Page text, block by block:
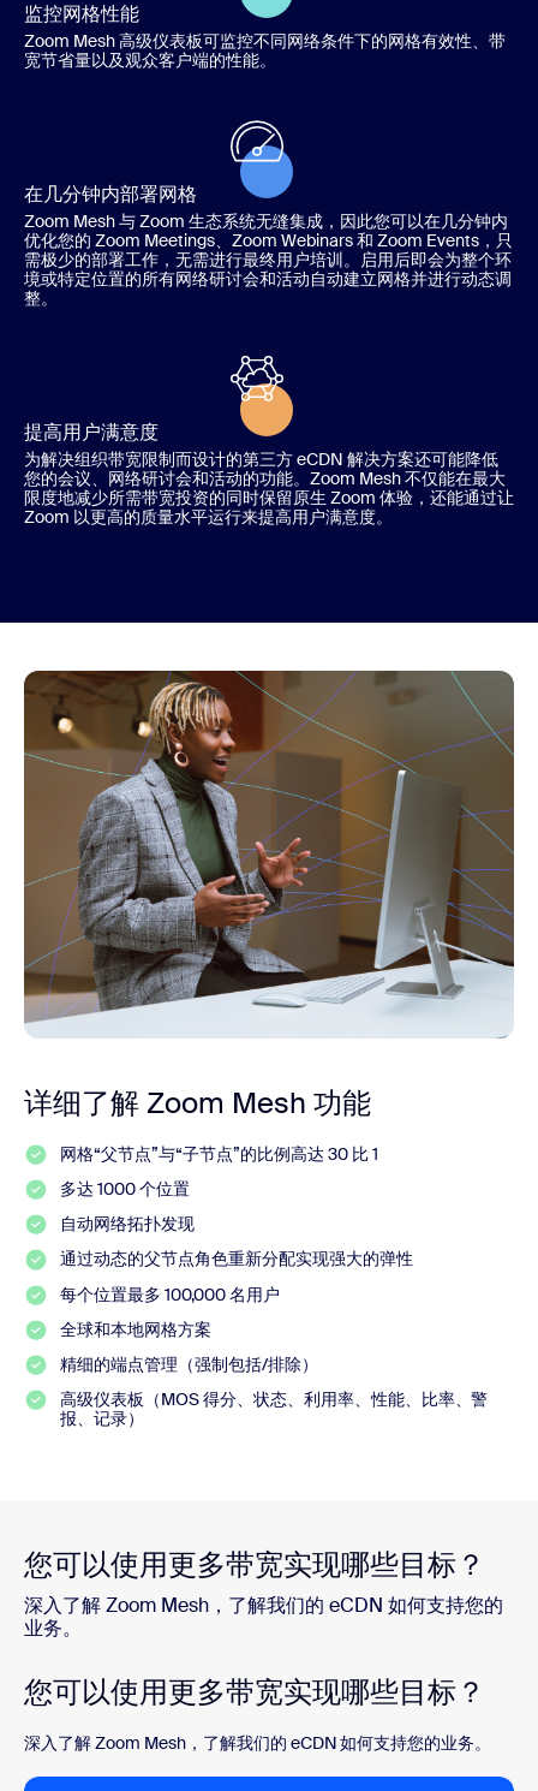
监控网格性能
Zoom Mesh 高级仪表板可监控不同网络条件下的网格有效性、带
宽节省量以及观众客户端的性能。
在几分钟内部署网格
Zoom Mesh 与 Zoom 生态系统无缝集成，因此您可以在几分钟内
优化您的 Zoom Meetings、Zoom Webinars 和 Zoom Events，只
需极少的部署工作，无需进行最终用户培训。启用后即会为整个环
境或特定位置的所有网络研讨会和活动自动建立网格并进行动态调
整。
提高用户满意度
为解决组织带宽限制而设计的第三方 eCDN 解决方案还可能降低
您的会议、网络研讨会和活动的功能。Zoom Mesh 不仅能在最大
限度地减少所需带宽投资的同时保留原生 Zoom 体验，还能通过让
Zoom 以更高的质量水平运行来提高用户满意度。
详细了解 Zoom Mesh 功能
网格“父节点”与“子节点”的比例高达 30 比 1
多达 1000 个位置
自动网络拓扑发现
通过动态的父节点角色重新分配实现强大的弹性
每个位置最多 100,000 名用户
全球和本地网格方案
精细的端点管理（强制包括/排除）
高级仪表板（MOS 得分、状态、利用率、性能、比率、警
报、记录）
您可以使用更多带宽实现哪些目标？
深入了解 Zoom Mesh，了解我们的 eCDN 如何支持您的
业务。
您可以使用更多带宽实现哪些目标？
深入了解 Zoom Mesh，了解我们的 eCDN 如何支持您的业务。